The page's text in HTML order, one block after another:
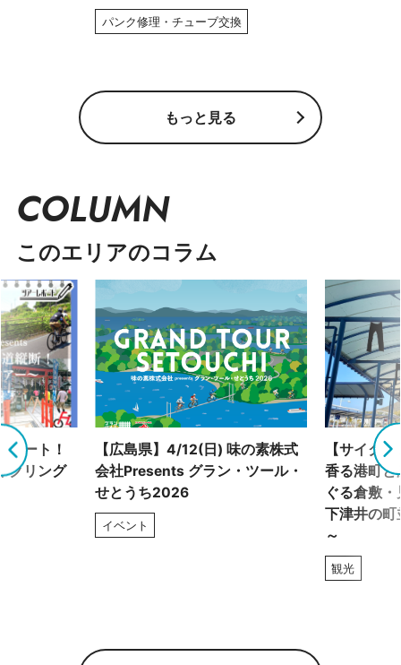
パンク修理・チューブ交換
もっと見る
COLUMN
このエリアのコラム
ルート！
クリング
【広島県】4/12(日) 味の素株式
会社Presents グラン・ツール・
せとうち2026
イベント
【サイク
香る港町と
ぐる倉敷
下津井の町
～
観光